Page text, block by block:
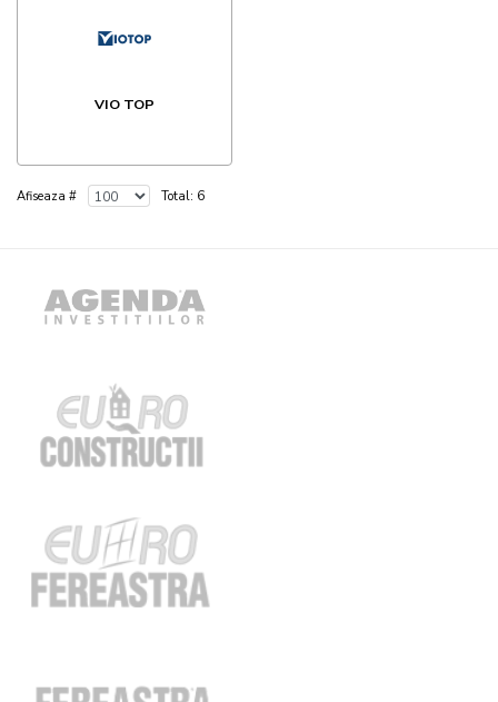
VIO TOP
Afiseaza # Total: 6